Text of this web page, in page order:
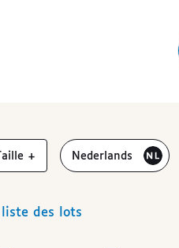
la
taille + Bezoek de website
Nederlands
liste des lots